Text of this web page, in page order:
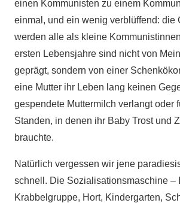
einen Kommunisten zu einem
einmal, und ein wenig verblüffend: die
werden alle als kleine
ersten Lebensjahre sind nicht von
geprägt, sondern von einer
eine Mutter ihr Leben lang keinen
gespendete Muttermilch verlangt oder
Standen, in denen ihr Baby Trost und
brauchte.
Natürlich vergessen wir jene
schnell. Die Sozialisationsmaschine –
Krabbelgruppe, Hort, Kindergarten,